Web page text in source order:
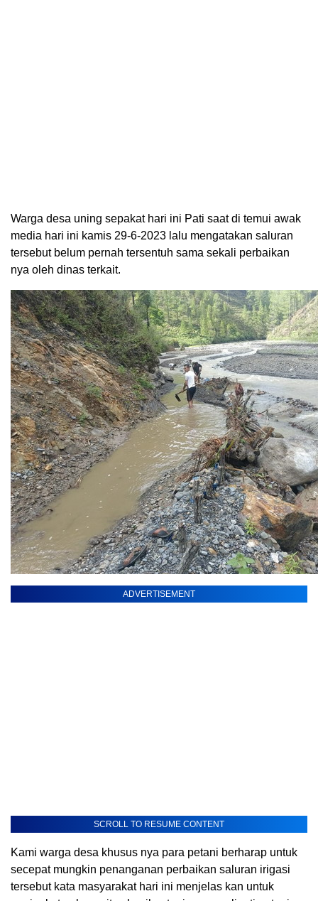
Warga desa uning sepakat hari ini Pati saat di temui awak
media hari ini kamis 29-6-2023 lalu mengatakan saluran
tersebut belum pernah tersentuh sama sekali perbaikan
nya oleh dinas terkait.
ADVERTISEMENT
SCROLL TO RESUME CONTENT
Kami warga desa khusus nya para petani berharap untuk
secepat mungkin penanganan perbaikan saluran irigasi
tersebut kata masyarakat hari ini menjelas kan untuk